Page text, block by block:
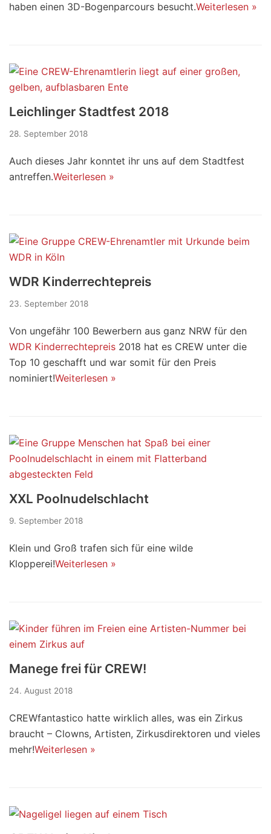
haben einen 3D-Bogenparcours besucht.Weiterlesen »
Leichlinger Stadtfest 2018
28. September 2018
Auch dieses Jahr konntet ihr uns auf dem Stadtfest
antreffen.Weiterlesen »
WDR Kinderrechtepreis
23. September 2018
Von ungefähr 100 Bewerbern aus ganz NRW für den
WDR Kinderrechtepreis 2018 hat es CREW unter die
Top 10 geschafft und war somit für den Preis
nominiert!Weiterlesen »
XXL Poolnudelschlacht
9. September 2018
Klein und Groß trafen sich für eine wilde
Klopperei!Weiterlesen »
Manege frei für CREW!
24. August 2018
CREWfantastico hatte wirklich alles, was ein Zirkus
braucht – Clowns, Artisten, Zirkusdirektoren und vieles
mehr!Weiterlesen »